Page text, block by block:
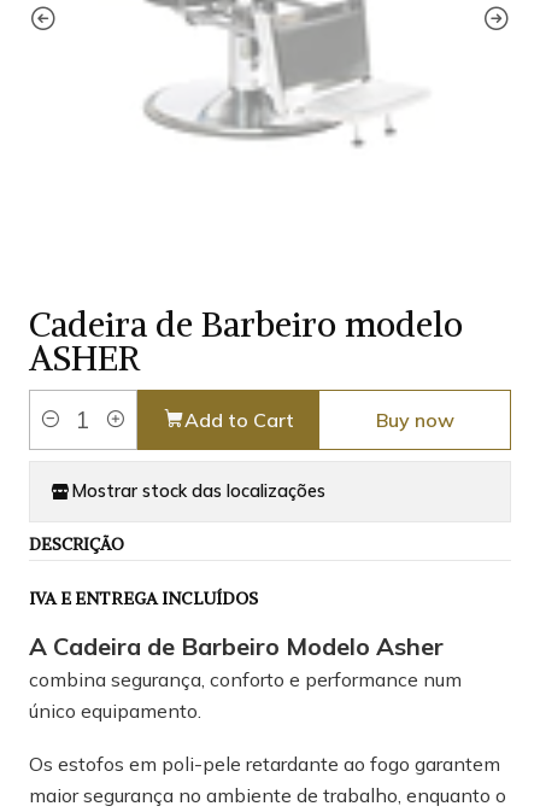
Cadeira de Barbeiro modelo
ASHER
Quantity
Add to Cart Buy now
Mostrar stock das localizações
DESCRIÇÃO
IVA E ENTREGA INCLUÍDOS
A Cadeira de Barbeiro Modelo Asher
combina segurança, conforto e performance num
único equipamento.
Os estofos em poli-pele retardante ao fogo garantem
maior segurança no ambiente de trabalho, enquanto o